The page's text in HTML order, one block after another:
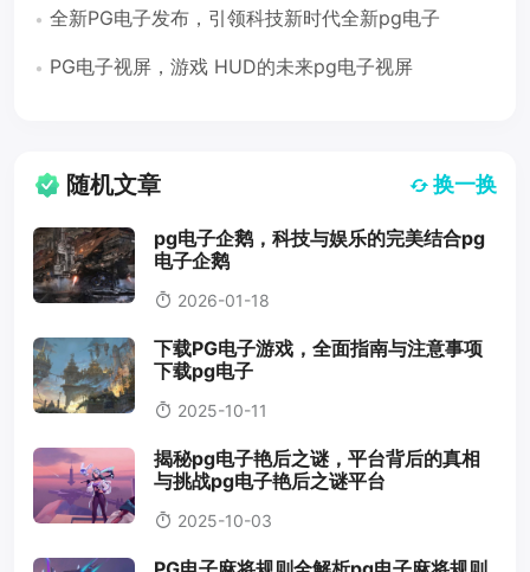
全新PG电子发布，引领科技新时代全新pg电子
PG电子视屏，游戏 HUD的未来pg电子视屏
随机文章 换一换
pg电子企鹅，科技与娱乐的完美结合pg
电子企鹅
2026-01-18
下载PG电子游戏，全面指南与注意事项
下载pg电子
2025-10-11
揭秘pg电子艳后之谜，平台背后的真相
与挑战pg电子艳后之谜平台
2025-10-03